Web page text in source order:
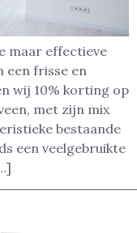
maar effectieve
een frisse en
wij 10% korting op
met zijn mix
bestaande
een veelgebruikte